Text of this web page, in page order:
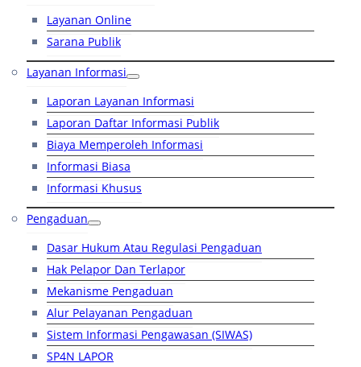
Layanan Online
Sarana Publik
Layanan Informasi
Laporan Layanan Informasi
Laporan Daftar Informasi Publik
Biaya Memperoleh Informasi
Informasi Biasa
Informasi Khusus
Pengaduan
Dasar Hukum Atau Regulasi Pengaduan
Hak Pelapor Dan Terlapor
Mekanisme Pengaduan
Alur Pelayanan Pengaduan
Sistem Informasi Pengawasan (SIWAS)
SP4N LAPOR